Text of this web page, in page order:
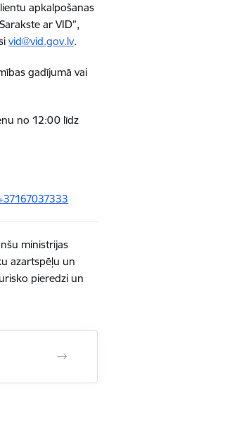
apkalpošanas
ar VID”,
vid@vid.gov.lv.
gadījumā vai
no 12:00 līdz
ministrijas
azartspēļu un
pieredzi un